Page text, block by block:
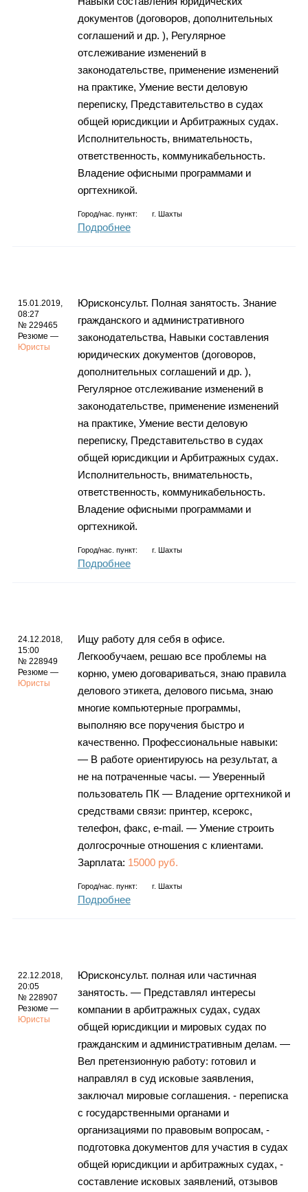
документов (договоров, дополнительных
соглашений и др. ), Регулярное
отслеживание изменений в
законодательстве, применение изменений
на практике, Умение вести деловую
переписку, Представительство в судах
общей юрисдикции и Арбитражных судах.
Исполнительность, внимательность,
ответственность, коммуникабельность.
Владение офисными программами и
оргтехникой.
Город/нас. пункт: г. Шахты
Подробнее
15.01.2019,
08:27
№ 229465
Резюме —
Юристы
Юрисконсульт. Полная занятость. Знание
гражданского и административного
законодательства, Навыки составления
юридических документов (договоров,
дополнительных соглашений и др. ),
Регулярное отслеживание изменений в
законодательстве, применение изменений
на практике, Умение вести деловую
переписку, Представительство в судах
общей юрисдикции и Арбитражных судах.
Исполнительность, внимательность,
ответственность, коммуникабельность.
Владение офисными программами и
оргтехникой.
Город/нас. пункт: г. Шахты
Подробнее
24.12.2018,
15:00
№ 228949
Резюме —
Юристы
Ищу работу для себя в офисе.
Легкообучаем, решаю все проблемы на
корню, умею договариваться, знаю правила
делового этикета, делового письма, знаю
многие компьютерные программы,
выполняю все поручения быстро и
качественно. Профессиональные навыки:
— В работе ориентируюсь на результат, а
не на потраченные часы. — Уверенный
пользователь ПК — Владение оргтехникой и
средствами связи: принтер, ксерокс,
телефон, факс, e-mail. — Умение строить
долгосрочные отношения с клиентами.
Зарплата: 15000 руб.
Город/нас. пункт: г. Шахты
Подробнее
22.12.2018,
20:05
№ 228907
Резюме —
Юристы
Юрисконсульт. полная или частичная
занятость. — Представлял интересы
компании в арбитражных судах, судах
общей юрисдикции и мировых судах по
гражданским и административным делам. —
Вел претензионную работу: готовил и
направлял в суд исковые заявления,
заключал мировые соглашения. - переписка
с государственными органами и
организациями по правовым вопросам, -
подготовка документов для участия в судах
общей юрисдикции и арбитражных судах, -
составление исковых заявлений, отзывов